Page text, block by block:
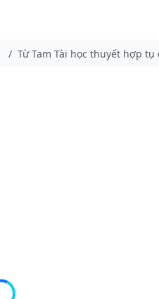
Từ Tam Tài học thuyết hợp